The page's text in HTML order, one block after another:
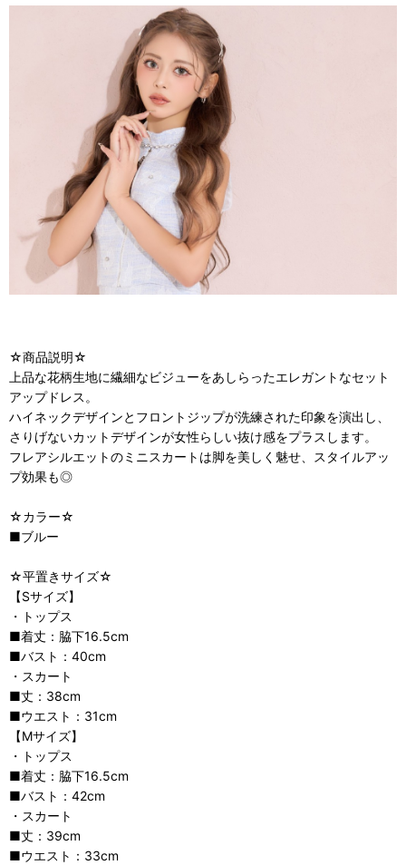
☆商品説明☆
上品な花柄生地に繊細なビジューをあしらったエレガントなセット
アップドレス。
ハイネックデザインとフロントジップが洗練された印象を演出し、
さりげないカットデザインが女性らしい抜け感をプラスします。
フレアシルエットのミニスカートは脚を美しく魅せ、スタイルアッ
プ効果も◎
☆カラー☆
■ブルー
☆平置きサイズ☆
【Sサイズ】
・トップス
■着丈：脇下16.5cm
■バスト：40cm
・スカート
■丈：38cm
■ウエスト：31cm
【Mサイズ】
・トップス
■着丈：脇下16.5cm
■バスト：42cm
・スカート
■丈：39cm
■ウエスト：33cm